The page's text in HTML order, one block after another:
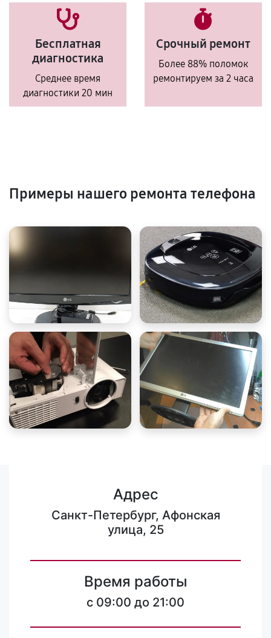
Бесплатная
диагностика
Среднее время
диагностики 20 мин
Срочный ремонт
Более 88% поломок
ремонтируем за 2 часа
Примеры нашего ремонта телефона
Адрес
Санкт-Петербург, Афонская
улица, 25
Время работы
c 09:00 до 21:00